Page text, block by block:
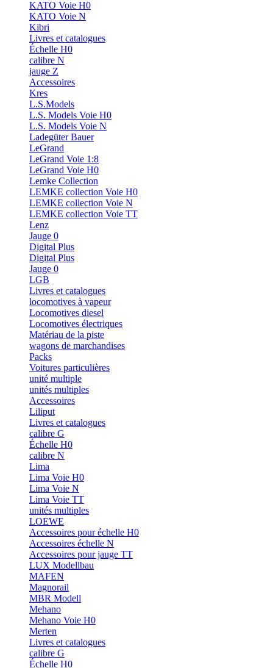
KATO Voie H0
KATO Voie N
Kibri
Livres et catalogues
Échelle H0
calibre N
jauge Z
Accessoires
Kres
L.S.Models
L.S. Models Voie H0
L.S. Models Voie N
Ladegüter Bauer
LeGrand
LeGrand Voie 1:8
LeGrand Voie H0
Lemke Collection
LEMKE collection Voie H0
LEMKE collection Voie N
LEMKE collection Voie TT
Lenz
Jauge 0
Digital Plus
Digital Plus
Jauge 0
LGB
Livres et catalogues
locomotives à vapeur
Locomotives diesel
Locomotives électriques
Matériau de la piste
wagons de marchandises
Packs
Voitures particulières
unité multiple
unités multiples
Accessoires
Liliput
Livres et catalogues
calibre G
Échelle H0
calibre N
Lima
Lima Voie H0
Lima Voie N
Lima Voie TT
unités multiples
LOEWE
Accessoires pour échelle H0
Accessoires échelle N
Accessoires pour jauge TT
LUX Modellbau
MAFEN
Magnorail
MBR Modell
Mehano
Mehano Voie H0
Merten
Livres et catalogues
calibre G
Échelle H0